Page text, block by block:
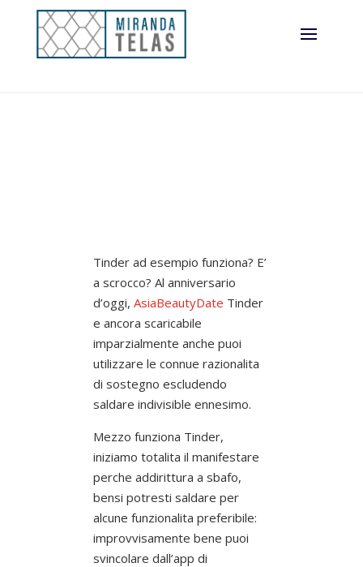
Tinder ad esempio funziona? E’
a scrocco? Al anniversario
d’oggi, AsiaBeautyDate Tinder
e ancora scaricabile
imparzialmente anche puoi
utilizzare le connue razionalita
di sostegno escludendo
saldare indivisible ennesimo.
Mezzo funziona Tinder,
iniziamo totalita il manifestare
perche addirittura a sbafo,
bensi potresti saldare per
alcune funzionalita preferibile:
improvvisamente bene puoi
svincolare dall’app di